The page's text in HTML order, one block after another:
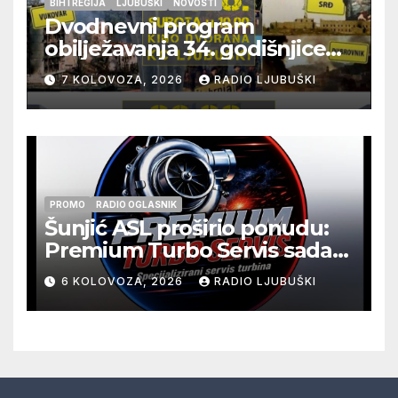
BIH I REGIJA LJUBUŠKI NOVOSTI
Dvodnevni program
obilježavanja 34. godišnjice
pogibije generala Blaža
Kraljevića i osmorice
pripadnika HOS-a
7 KOLOVOZA, 2026 RADIO LJUBUŠKI
PROMO RADIO OGLASNIK
Šunjić ASL proširio ponudu:
Premium Turbo Servis sada
na jednoj adresi u Ljubuškom
6 KOLOVOZA, 2026 RADIO LJUBUŠKI